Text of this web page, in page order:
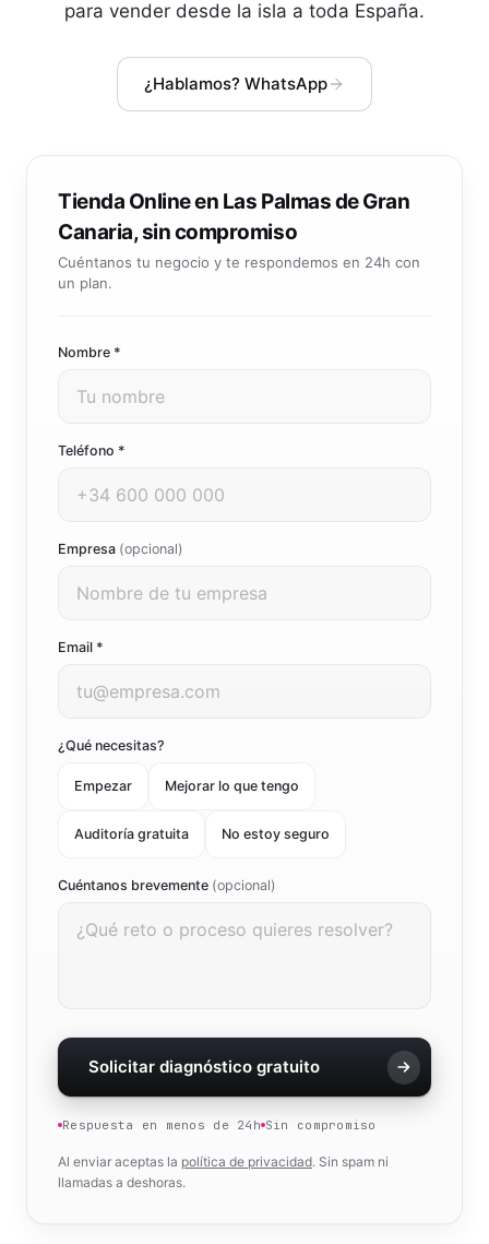
para vender desde la isla a toda España.
¿Hablamos? WhatsApp
Tienda Online en Las Palmas de Gran
Canaria, sin compromiso
Cuéntanos tu negocio y te respondemos en 24h con
un plan.
Nombre *
Teléfono *
Empresa (opcional)
Email *
¿Qué necesitas?
Empezar Mejorar lo que tengo
Auditoría gratuita No estoy seguro
Cuéntanos brevemente (opcional)
Solicitar diagnóstico gratuito
Respuesta en menos de 24h Sin compromiso
Al enviar aceptas la política de privacidad. Sin spam ni
llamadas a deshoras.